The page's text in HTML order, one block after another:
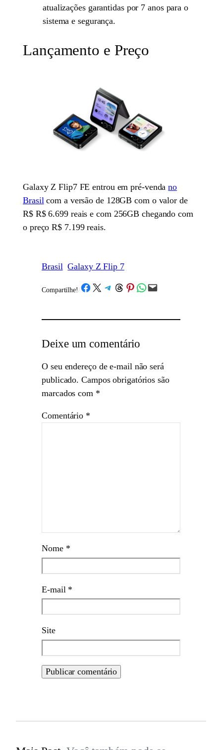
atualizações garantidas por 7 anos para o
sistema e segurança.
Lançamento e Preço
Galaxy Z Flip7 FE entrou em pré-vendano
Brasilcom a versão de 128GB com o valor de
R$ R$ 6.699 reais e com 256GB chegando com
o preço R$ 7.199 reais.
Brasil Galaxy Z Flip 7
Compartilhe!/Share on Facebook
Share on X Share on Telegram
Share on Threads
Share on Pinterest
Share on WhatsApp
Email this Page
Deixe um comentário
O seu endereço de e-mail não será
publicado. Campos obrigatórios são
marcados com *
Comentário *
Nome *
E-mail *
Site